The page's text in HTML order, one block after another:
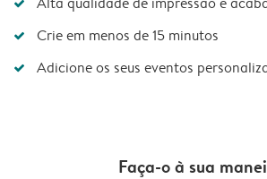
Crie em menos de 15 minutos
Adicione os seus eventos
Faça-o à sua